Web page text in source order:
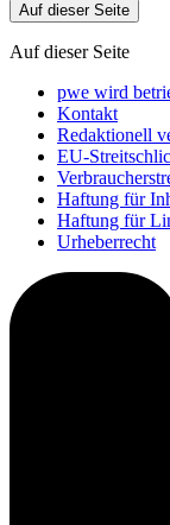
Auf dieser Seite
Auf dieser Seite
pwe wird
Kontakt
Redaktionell
EU-
Haftung für
Haftung für
Urheberrecht